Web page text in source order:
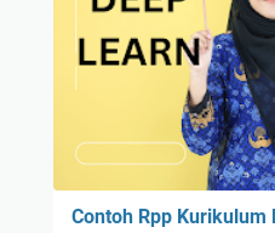
Contoh Rpp Kurikulum